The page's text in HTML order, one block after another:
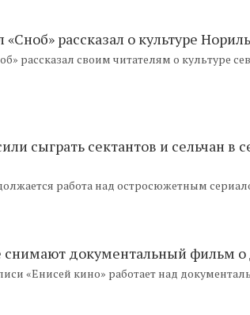
рассказал о культуре
рассказал своим читателям о культуре
сыграть сектантов и сельчан в
работа над остросюжетным
снимают документальный фильм
«Енисей кино» работает над